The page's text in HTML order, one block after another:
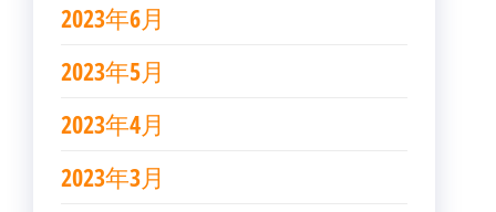
2023年6月
2023年5月
2023年4月
2023年3月